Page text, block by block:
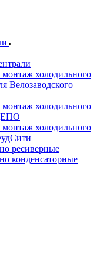
холодильного
Велозаводского
холодильного
холодильного
ресиверные
конденсаторные